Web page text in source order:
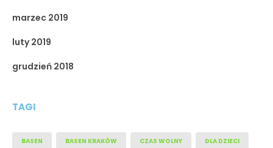
marzec 2019
luty 2019
grudzień 2018
TAGI
BASEN BASEN KRAKÓW CZAS WOLNY DLA DZIECI